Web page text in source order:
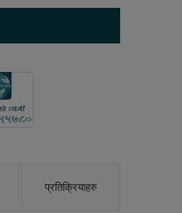
प्रतिक्रियाहरु